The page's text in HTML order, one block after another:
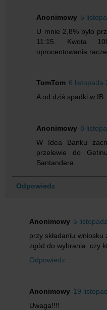
Anonimowy 5
U mnie 2,8% było
11:15. Kwota
oprocentowania
TomTom 6 listopada
A od dziś spadki w
Anonimowy 8
W Idea Banku
przelewie do
Santandera.
Odpowiedz
Anonimowy 5
przy składaniu
zgód do wybrania. czy
Odpowiedz
Anonimowy 19
Uwaga!!!!